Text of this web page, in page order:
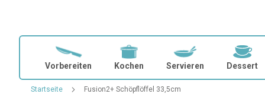
Vorbereiten Kochen Servieren Dessert
Startseite Fusion2+ Schöpflöffel 33,5cm